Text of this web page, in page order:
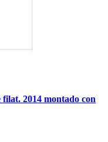
2014 montado con